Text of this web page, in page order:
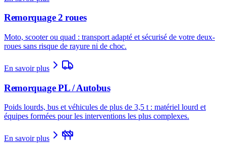
Remorquage 2 roues
Moto, scooter ou quad : transport adapté et sécurisé de votre deux-
roues sans risque de rayure ni de choc.
En savoir plus
Remorquage PL / Autobus
Poids lourds, bus et véhicules de plus de 3,5 t : matériel lourd et
équipes formées pour les interventions les plus complexes.
En savoir plus